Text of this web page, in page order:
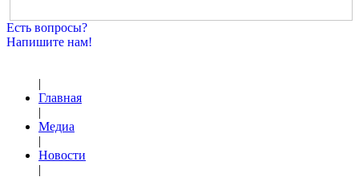
Есть вопросы?
Напишите нам!
|
Главная
|
Медиа
|
Новости
|